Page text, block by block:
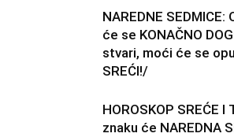
NAREDNE SEDMICE:
će se KONAČNO
stvari, moći će se
SREĆI!/
HOROSKOP SREĆE I
znaku će NAREDNA